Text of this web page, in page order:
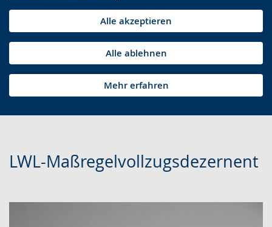
Alle akzeptieren
Alle ablehnen
Mehr erfahren
LWL-Maßregelvollzugsdezernent